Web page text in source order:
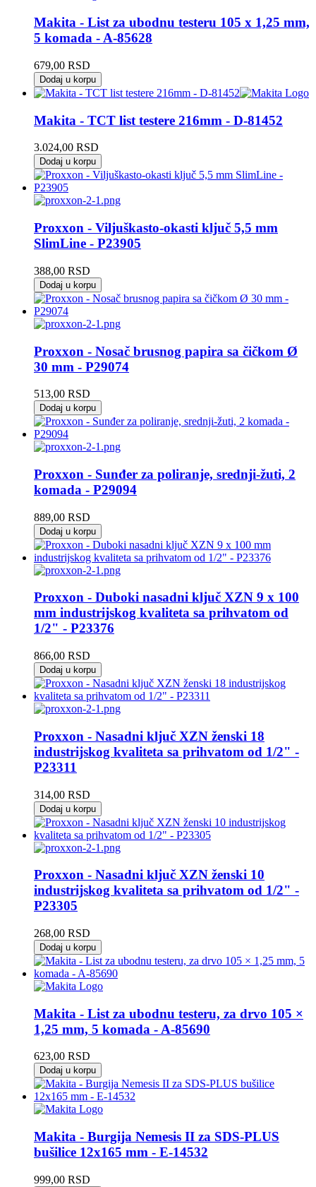
Makita - List za ubodnu testeru 105 x 1,25 mm,
5 komada - A-85628
679,00 RSD
Dodaj u korpu
Makita - TCT list testere 216mm - D-81452
3.024,00 RSD
Dodaj u korpu
Proxxon - Viljuškasto-okasti ključ 5,5 mm
SlimLine - P23905
388,00 RSD
Dodaj u korpu
Proxxon - Nosač brusnog papira sa čičkom Ø
30 mm - P29074
513,00 RSD
Dodaj u korpu
Proxxon - Sunđer za poliranje, srednji-žuti, 2
komada - P29094
889,00 RSD
Dodaj u korpu
Proxxon - Duboki nasadni ključ XZN 9 x 100
mm industrijskog kvaliteta sa prihvatom od
1/2" - P23376
866,00 RSD
Dodaj u korpu
Proxxon - Nasadni ključ XZN ženski 18
industrijskog kvaliteta sa prihvatom od 1/2" -
P23311
314,00 RSD
Dodaj u korpu
Proxxon - Nasadni ključ XZN ženski 10
industrijskog kvaliteta sa prihvatom od 1/2" -
P23305
268,00 RSD
Dodaj u korpu
Makita - List za ubodnu testeru, za drvo 105 ×
1,25 mm, 5 komada - A-85690
623,00 RSD
Dodaj u korpu
Makita - Burgija Nemesis II za SDS-PLUS
bušilice 12x165 mm - E-14532
999,00 RSD